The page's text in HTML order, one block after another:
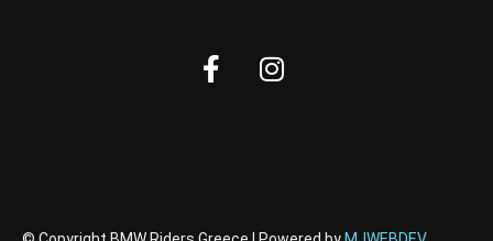
Facebook-
f
Instagram